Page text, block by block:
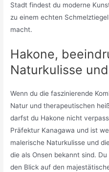
Stadt findest du moderne
zu einem echten
macht.
Hakone,
Naturkulisse
Wenn du die faszinierende
Natur und therapeutischen
darfst du Hakone nicht
Präfektur Kanagawa und ist
malerische Naturkulisse und
die als Onsen bekannt sind.
den Blick auf den